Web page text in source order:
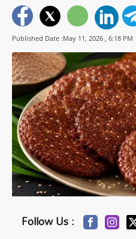
Published Date :May 11, 2026 , 6:18 PM
Follow Us :